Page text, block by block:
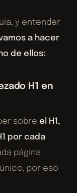
y entender
a hacer
de ellos:
H1 en
sobreel H1,
por cada
página
por eso